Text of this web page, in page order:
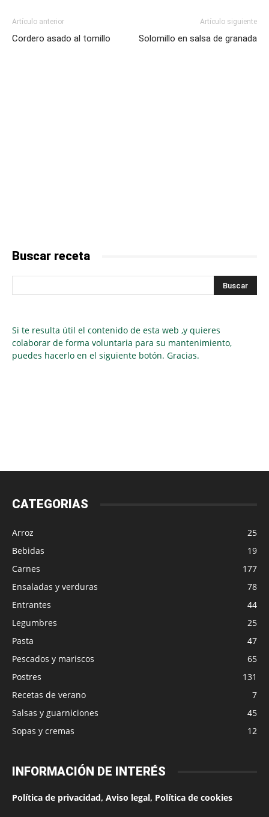
Artículo anterior
Cordero asado al tomillo
Artículo siguiente
Solomillo en salsa de granada
Buscar receta
Si te resulta útil el contenido de esta web ,y quieres
colaborar de forma voluntaria para su mantenimiento,
puedes hacerlo en el siguiente botón. Gracias.
CATEGORIAS
Arroz
25
Bebidas
19
Carnes
177
Ensaladas y verduras
78
Entrantes
44
Legumbres
25
Pasta
47
Pescados y mariscos
65
Postres
131
Recetas de verano
7
Salsas y guarniciones
45
Sopas y cremas
12
INFORMACIÓN DE INTERÉS
Política de privacidad, Aviso legal, Política de cookies